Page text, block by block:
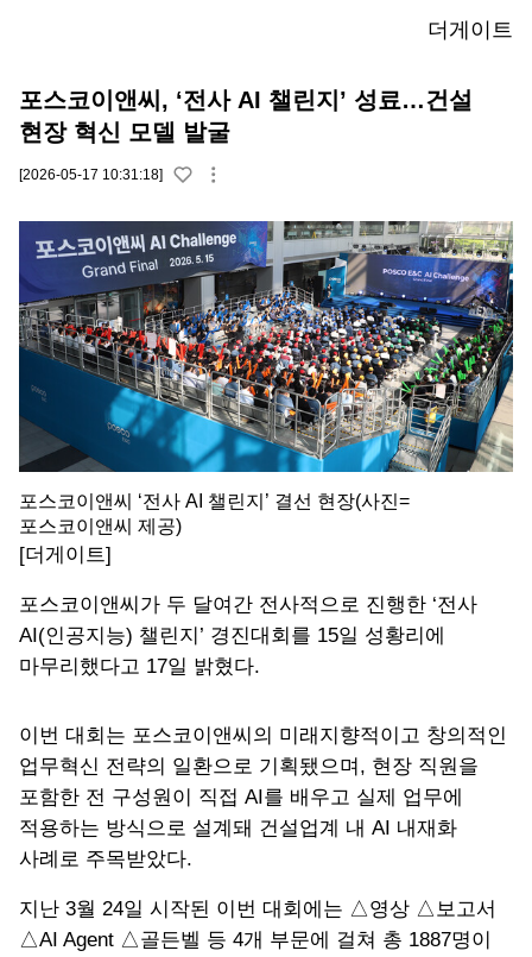
더게이트
포스코이앤씨, ‘전사 AI 챌린지’ 성료…건설
현장 혁신 모델 발굴
[2026-05-17 10:31:18]
포스코이앤씨 ‘전사 AI 챌린지’ 결선 현장(사진=
포스코이앤씨 제공)
[더게이트]
포스코이앤씨가 두 달여간 전사적으로 진행한 ‘전사
AI(인공지능) 챌린지’ 경진대회를 15일 성황리에
마무리했다고 17일 밝혔다.
이번 대회는 포스코이앤씨의 미래지향적이고 창의적인
업무혁신 전략의 일환으로 기획됐으며, 현장 직원을
포함한 전 구성원이 직접 AI를 배우고 실제 업무에
적용하는 방식으로 설계돼 건설업계 내 AI 내재화
사례로 주목받았다.
지난 3월 24일 시작된 이번 대회에는 △영상 △보고서
△AI Agent △골든벨 등 4개 부문에 걸쳐 총 1887명이